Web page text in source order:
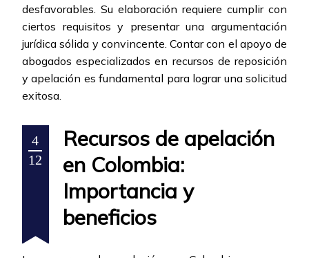
desfavorables. Su elaboración requiere cumplir con
ciertos requisitos y presentar una argumentación
jurídica sólida y convincente. Contar con el apoyo de
abogados especializados en recursos de reposición
y apelación es fundamental para lograr una solicitud
exitosa.
4
12
Recursos de apelación
en Colombia:
Importancia y
beneficios